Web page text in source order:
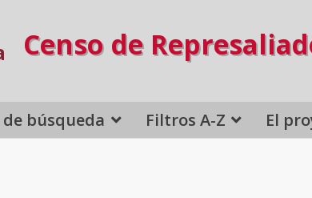
Censo de
búsqueda Filtros A-Z El